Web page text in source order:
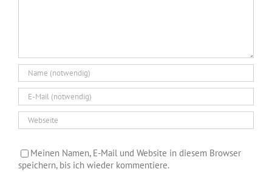
Meinen Namen, E-Mail und Website in diesem Browser
speichern, bis ich wieder kommentiere.